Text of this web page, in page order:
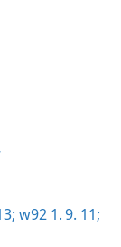
w92 1. 9. 11;